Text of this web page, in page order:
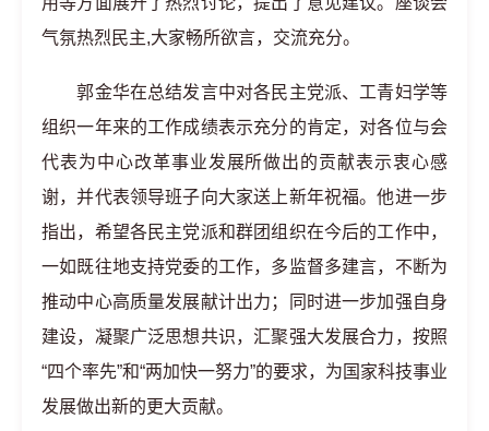
气氛热烈民主,大家畅所欲言，交流充分。
郭金华在总结发言中对各民主党派、工青妇学等
组织一年来的工作成绩表示充分的肯定，对各位与会
代表为中心改革事业发展所做出的贡献表示衷心感
谢，并代表领导班子向大家送上新年祝福。他进一步
指出，希望各民主党派和群团组织在今后的工作中，
一如既往地支持党委的工作，多监督多建言，不断为
推动中心高质量发展献计出力；同时进一步加强自身
建设，凝聚广泛思想共识，汇聚强大发展合力，按照
“四个率先”和“两加快一努力”的要求，为国家科技事业
发展做出新的更大贡献。